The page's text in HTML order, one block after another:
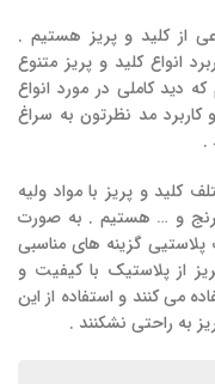
از کلید و پریز هستیم .
انواع کلید و پریز متنوع
دید کاملی در مورد انواع
کاربرد مد نظرتون به سراغ
.
کلید و پریز با مواد ولیه
و … هستیم . به صورت
گزینه های مناسبی
از پلاستیک با کیفیت و
می کنند و استفاده از این
به راحتی نشکنند .